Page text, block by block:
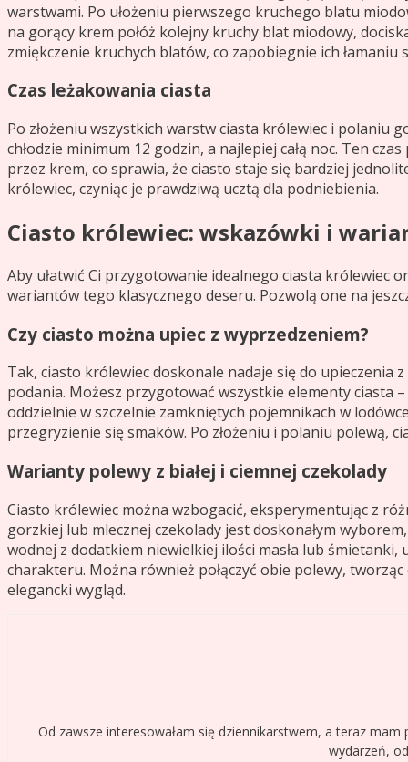
warstwami. Po ułożeniu pierwszego kruchego blatu
na gorący krem połóż kolejny kruchy blat miodowy,
zmiękczenie kruchych blatów, co zapobiegnie ich
Czas leżakowania ciasta
Po złożeniu wszystkich warstw ciasta królewiec i polaniu
chłodzie minimum 12 godzin, a najlepiej całą noc. Ten
przez krem, co sprawia, że ciasto staje się bardziej
królewiec, czyniąc je prawdziwą ucztą dla podniebienia.
Ciasto królewiec: wskazówki i
Aby ułatwić Ci przygotowanie idealnego ciasta królewiec
wariantów tego klasycznego deseru. Pozwolą one na
Czy ciasto można upiec z wyprzedzeniem?
Tak, ciasto królewiec doskonale nadaje się do upieczenia
podania. Możesz przygotować wszystkie elementy ciasta
oddzielnie w szczelnie zamkniętych pojemnikach w
przegryzienie się smaków. Po złożeniu i polaniu polewą,
Warianty polewy z białej i ciemnej czekolady
Ciasto królewiec można wzbogacić, eksperymentując z
gorzkiej lub mlecznej czekolady jest doskonałym
wodnej z dodatkiem niewielkiej ilości masła lub śmietanki,
charakteru. Można również połączyć obie polewy,
elegancki wygląd.
Od zawsze interesowałam się dziennikarstwem, a teraz
wydarzeń,